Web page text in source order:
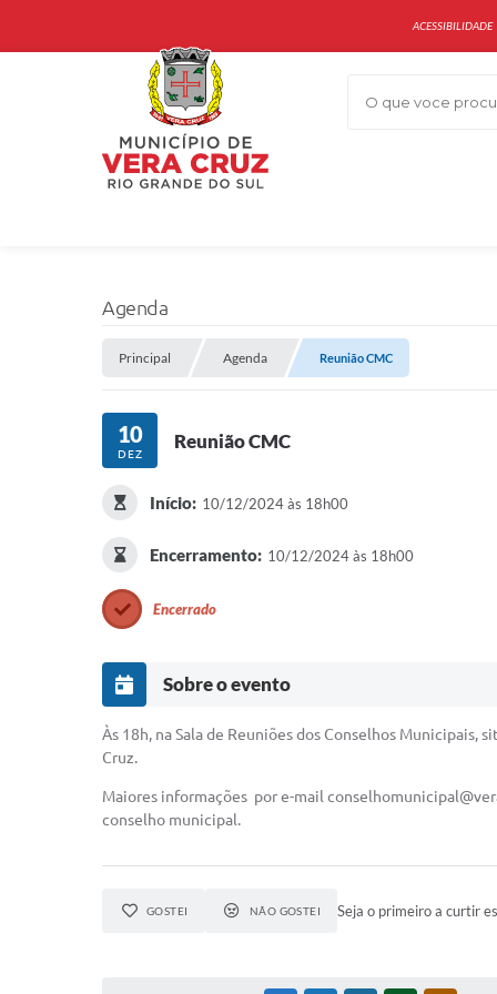
O que voce
ACESSIBILIDADE
Agenda
Principal Agenda Reunião CMC
10
DEZ
Reunião CMC
Início: 10/12/2024 às 18h00
Encerramento: 10/12/2024 às 18h00
Encerrado
Sobre o evento
Às 18h, na Sala de Reuniões dos Conselhos
Cruz.
Maiores informações por e-mail
conselho municipal.
GOSTEI NÃO GOSTEI Seja o primeiro a curtir